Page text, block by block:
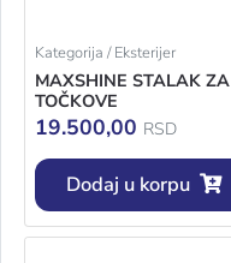
Kategorija / Eksterijer
MAXSHINE STALAK ZA
TOČKOVE
19.500,00 RSD
Dodaj u korpu